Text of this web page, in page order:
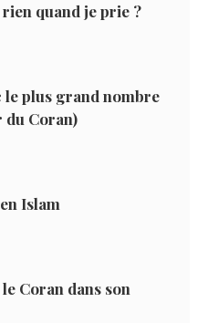
quand je prie ?
le plus grand nombre
du Coran)
Islam
Coran dans son